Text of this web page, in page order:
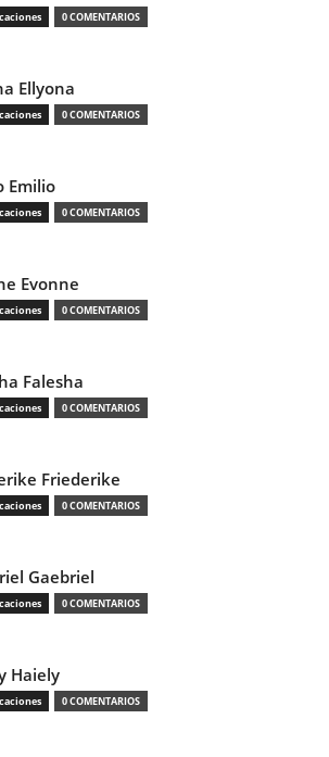
0 COMENTARIOS
Ellyona
0 COMENTARIOS
Emilio
0 COMENTARIOS
Evonne
0 COMENTARIOS
Falesha
0 COMENTARIOS
Friederike
0 COMENTARIOS
Gaebriel
0 COMENTARIOS
Haiely
0 COMENTARIOS